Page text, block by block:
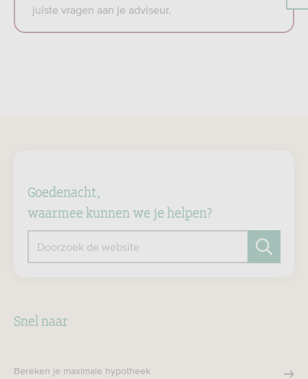
juiste vragen aan je adviseur.
Goedenacht,
waarmee kunnen we je helpen?
Doorzoek de website
Snel naar
Bereken je maximale hypotheek